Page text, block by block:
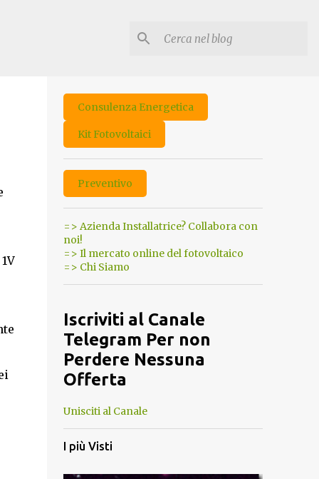
Consulenza Energetica
Kit Fotovoltaici
Preventivo
=> Azienda Installatrice? Collabora con
noi!
=> Il mercato online del fotovoltaico
=> Chi Siamo
Iscriviti al Canale
Telegram Per non
Perdere Nessuna
Offerta
Unisciti al Canale
I più Visti